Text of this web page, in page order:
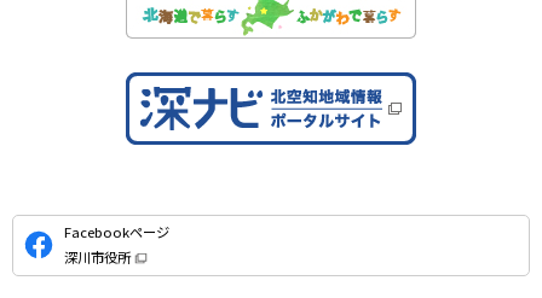
公
式
S
Facebookページ
深川市役所
（